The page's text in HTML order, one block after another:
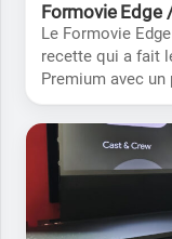
Formovie Edge
Le Formovie
recette qui a fait
Premium avec
répondre à vos